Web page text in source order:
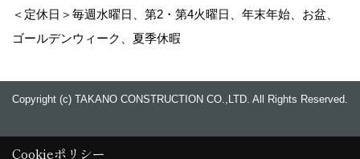
＜定休日＞毎週水曜日、第2・第4火曜日、年末年始、お盆、
ゴールデンウィーク、夏季休暇
Copyright (c) TAKANO CONSTRUCTION CO.,LTD. All Rights Reserved.
Cookieポリシー